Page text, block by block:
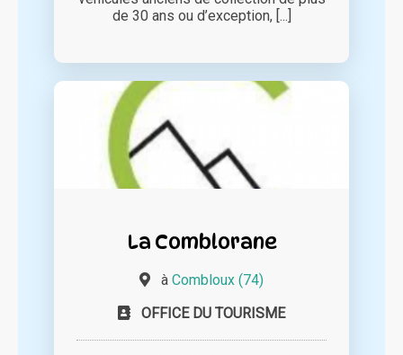
de 30 ans ou d’exception, [...]
La Comblorane
à Combloux (74)
OFFICE DU TOURISME